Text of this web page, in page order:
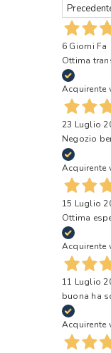
6 Giorni Fa
Ottima
Acquirente
23 Luglio
Negozio
Acquirente
15 Luglio
Ottima
Acquirente
11 Luglio
buona ha
Acquirente